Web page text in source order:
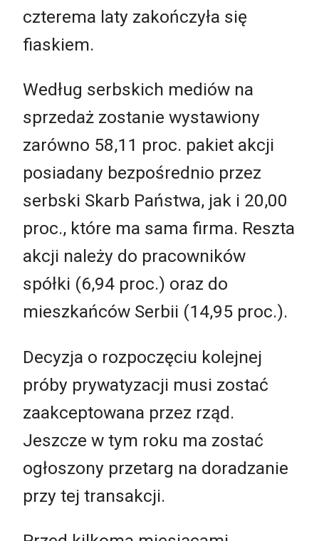
czterema laty zakończyła się
fiaskiem.
Według serbskich mediów na
sprzedaż zostanie wystawiony
zarówno 58,11 proc. pakiet akcji
posiadany bezpośrednio przez
serbski Skarb Państwa, jak i 20,00
proc., które ma sama firma. Reszta
akcji należy do pracowników
spółki (6,94 proc.) oraz do
mieszkańców Serbii (14,95 proc.).
Decyzja o rozpoczęciu kolejnej
próby prywatyzacji musi zostać
zaakceptowana przez rząd.
Jeszcze w tym roku ma zostać
ogłoszony przetarg na doradzanie
przy tej transakcji.